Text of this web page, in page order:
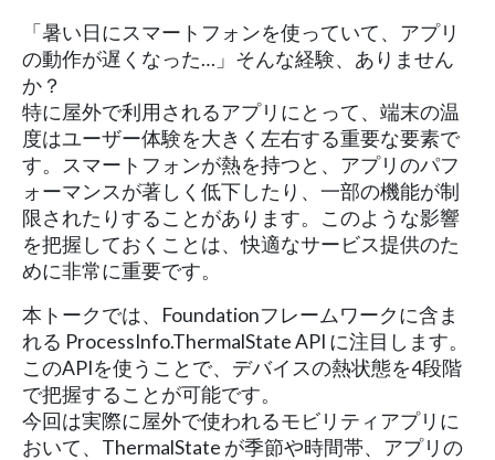
「暑い日にスマートフォンを使っていて、アプリ
の動作が遅くなった…」そんな経験、ありません
か？
特に屋外で利用されるアプリにとって、端末の温
度はユーザー体験を大きく左右する重要な要素で
す。スマートフォンが熱を持つと、アプリのパフ
ォーマンスが著しく低下したり、一部の機能が制
限されたりすることがあります。このような影響
を把握しておくことは、快適なサービス提供のた
めに非常に重要です。
本トークでは、Foundationフレームワークに含ま
れる ProcessInfo.ThermalState API に注目します。
このAPIを使うことで、デバイスの熱状態を4段階
で把握することが可能です。
今回は実際に屋外で使われるモビリティアプリに
おいて、ThermalState が季節や時間帯、アプリの